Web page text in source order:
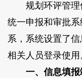
规划环评管理
统一申报和审批
系，系统设置了
相关人员登录使用
一、信息填报